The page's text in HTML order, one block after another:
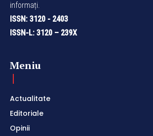
informați.
ISSN: 3120 - 2403
ISSN-L: 3120 – 239X
Meniu
Actualitate
Editoriale
Opinii